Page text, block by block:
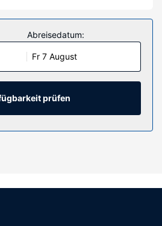
wie zu Hause. Ein WLAN-
steht zur Verfügung. Zur
und
sowie Telefone, mit denen du
führen kannst.
Abreisedatum:
Fr 7 August
prüfen